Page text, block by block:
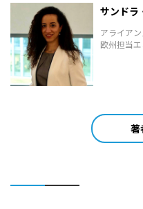
サンドラ
アライア
欧州担当
著